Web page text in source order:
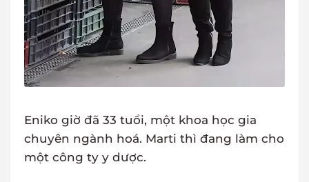
Eniko giờ đã 33 tuổi, một khoa học gia
chuyên ngành hoá. Marti thì đang làm cho
một công ty y dược.